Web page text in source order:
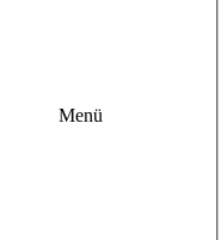
Menü